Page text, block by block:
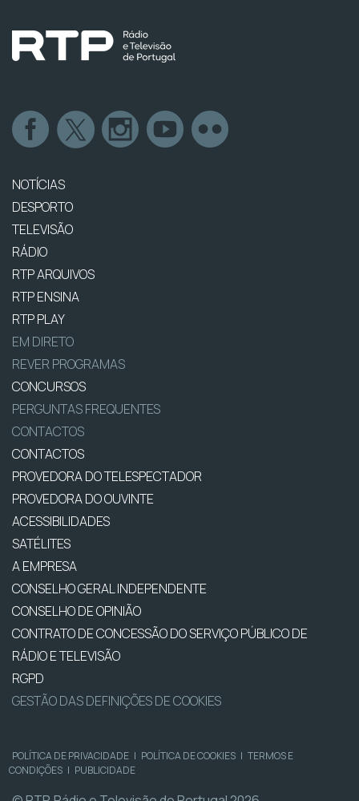
NOTÍCIAS
DESPORTO
TELEVISÃO
RÁDIO
RTP ARQUIVOS
RTP ENSINA
RTP PLAY
EM DIRETO
REVER PROGRAMAS
CONCURSOS
PERGUNTAS FREQUENTES
CONTACTOS
CONTACTOS
PROVEDORA DO TELESPECTADOR
PROVEDORA DO OUVINTE
ACESSIBILIDADES
SATÉLITES
A EMPRESA
CONSELHO GERAL INDEPENDENTE
CONSELHO DE OPINIÃO
CONTRATO DE CONCESSÃO DO SERVIÇO PÚBLICO DE
RÁDIO E TELEVISÃO
RGPD
GESTÃO DAS DEFINIÇÕES DE COOKIES
POLÍTICA DE PRIVACIDADE | POLÍTICA DE COOKIES | TERMOS E
CONDIÇÕES | PUBLICIDADE